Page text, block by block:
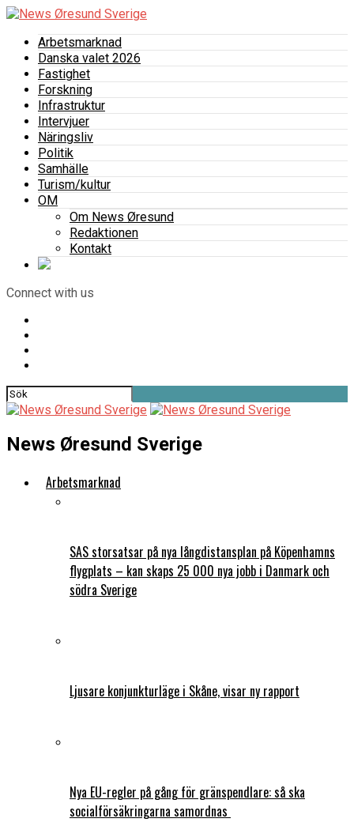
Arbetsmarknad
Danska valet 2026
Fastighet
Forskning
Infrastruktur
Intervjuer
Näringsliv
Politik
Samhälle
Turism/kultur
OM
Om News Øresund
Redaktionen
Kontakt
Connect with us
News Øresund Sverige
Arbetsmarknad
SAS storsatsar på nya långdistansplan på Köpenhamns
flygplats – kan skaps 25 000 nya jobb i Danmark och
södra Sverige
Ljusare konjunkturläge i Skåne, visar ny rapport
Nya EU-regler på gång för gränspendlare: så ska
socialförsäkringarna samordnas